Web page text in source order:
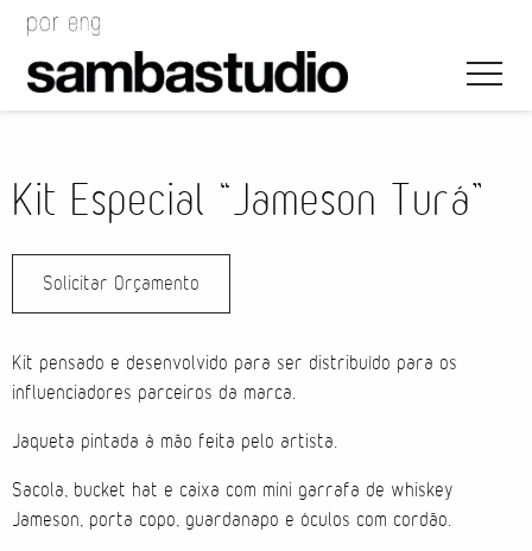
Gerenciamento de Projeto
Coordenação Técnica
Kit Especial “Jameson Turá”
Solicitar Orçamento
Kit pensado e desenvolvido para ser distribuído para os
influenciadores parceiros da marca.
Jaqueta pintada à mão feita pelo artista.
Sacola, bucket hat e caixa com mini garrafa de whiskey
Jameson, porta copo, guardanapo e óculos com cordão.